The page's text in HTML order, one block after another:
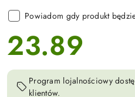
Powiadom gdy produkt
cena:
23.89
Program lojalnościowy
klientów.